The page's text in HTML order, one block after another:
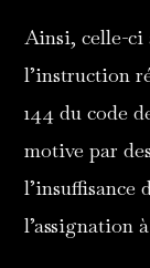
Ainsi, celle-ci
l’instruction
144 du code
motive par
l’assignation